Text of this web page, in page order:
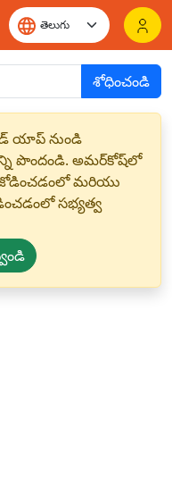
శోధించండి
యాప్ నుండి
పొందండి. అమర్‌కోష్‌లో
జోడించడంలో మరియు
సభ్యత్వ